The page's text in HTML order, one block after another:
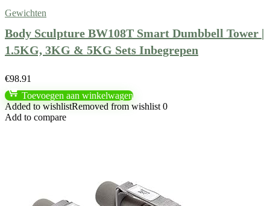
Gewichten
Body Sculpture BW108T Smart Dumbbell Tower |
1.5KG, 3KG & 5KG Sets Inbegrepen
€98.91
Toevoegen aan winkelwagen
Added to wishlistRemoved from wishlist 0
Add to compare